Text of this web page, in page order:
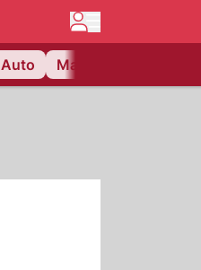
Auto Matchcenter